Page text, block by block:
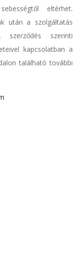
eltérhet.
után a szolgáltatás
szerződés szerinti
kapcsolatban a
található további